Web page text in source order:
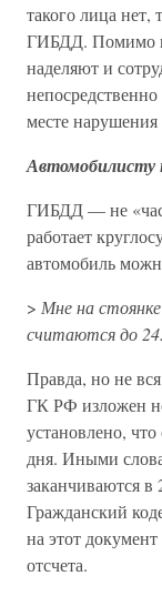
такого лица нет,
ГИБДД. Помимо
наделяют и
месте
Автомобилисту
ГИБДД — не
работает
автомобиль
> Мне на
считаются до
Правда, но не
ГК РФ изложен
установлено,
дня. Иными
заканчиваются
Гражданский
на этот
отсчета.